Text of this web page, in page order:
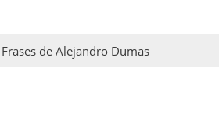
de Alejandro Dumas